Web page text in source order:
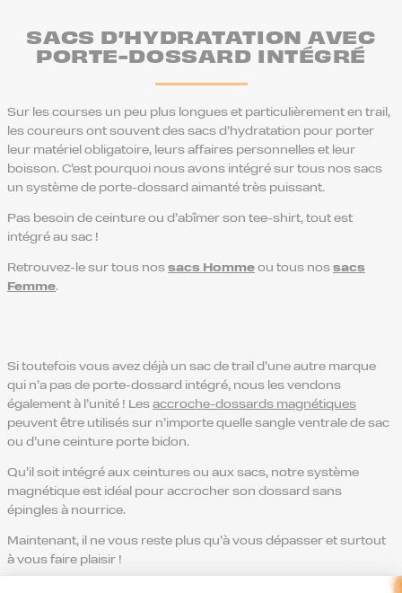
SACS D’HYDRATATION AVEC
PORTE-DOSSARD INTÉGRÉ
Sur les courses un peu plus longues et particulièrement en trail,
les coureurs ont souvent des sacs d’hydratation pour porter
leur matériel obligatoire, leurs affaires personnelles et leur
boisson. C’est pourquoi nous avons intégré sur tous nos sacs
un système de porte-dossard aimanté très puissant.
Pas besoin de ceinture ou d’abîmer son tee-shirt, tout est
intégré au sac !
Retrouvez-le sur tous nos sacs Homme ou tous nos sacs
Femme.
Si toutefois vous avez déjà un sac de trail d’une autre marque
qui n’a pas de porte-dossard intégré, nous les vendons
également à l’unité ! Les accroche-dossards magnétiques
peuvent être utilisés sur n’importe quelle sangle ventrale de sac
ou d’une ceinture porte bidon.
Qu’il soit intégré aux ceintures ou aux sacs, notre système
magnétique est idéal pour accrocher son dossard sans
épingles à nourrice.
Maintenant, il ne vous reste plus qu’à vous dépasser et surtout
à vous faire plaisir !